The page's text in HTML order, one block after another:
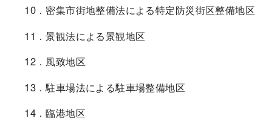
10．密集市街地整備法による特定防災街区整備地区
11．景観法による景観地区
12．風致地区
13．駐車場法による駐車場整備地区
14．臨港地区